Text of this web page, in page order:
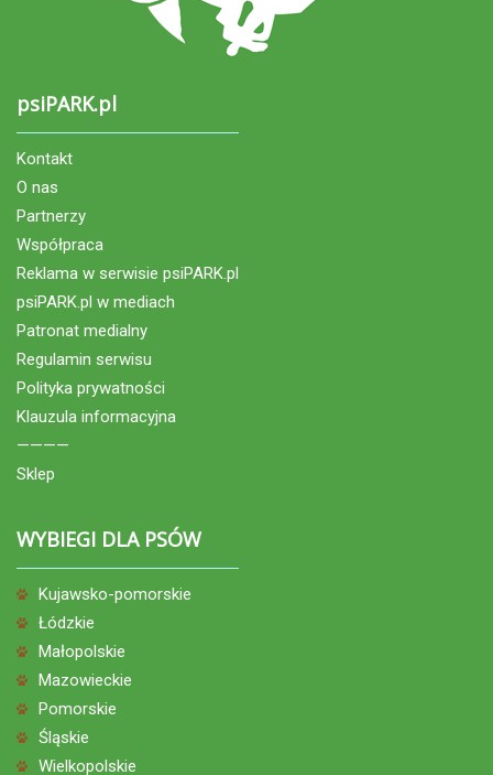
psiPARK.pl
Kontakt
O nas
Partnerzy
Współpraca
Reklama w serwisie psiPARK.pl
psiPARK.pl w mediach
Patronat medialny
Regulamin serwisu
Polityka prywatności
Klauzula informacyjna
————
Sklep
WYBIEGI DLA PSÓW
Kujawsko-pomorskie
Łódzkie
Małopolskie
Mazowieckie
Pomorskie
Śląskie
Wielkopolskie